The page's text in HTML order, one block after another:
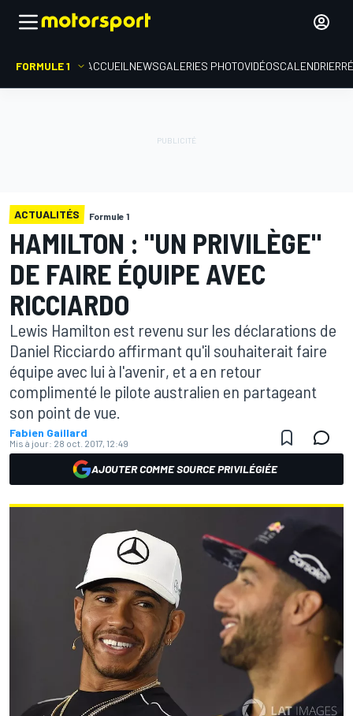
FORMULE 1 ACCUEIL NEWSGALERIES PHOTOVIDÉOSCALENDRIER
ACTUALITÉS Formule 1
HAMILTON : "UN PRIVILÈGE"
DE FAIRE ÉQUIPE AVEC
RICCIARDO
Lewis Hamilton est revenu sur les déclarations de
Daniel Ricciardo affirmant qu'il souhaiterait faire
équipe avec lui à l'avenir, et a en retour
complimenté le pilote australien en partageant
son point de vue.
Fabien Gaillard
Mis à jour: 28 oct. 2017, 12:49
AJOUTER COMME SOURCE PRIVILÉGIÉE